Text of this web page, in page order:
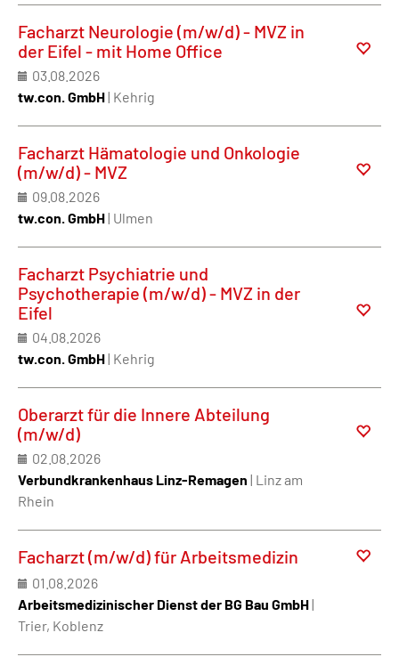
Facharzt Neurologie (m/w/d) - MVZ in
der Eifel - mit Home Office
03.08.2026
tw.con. GmbH| Kehrig
Facharzt Hämatologie und Onkologie
(m/w/d) - MVZ
09.08.2026
tw.con. GmbH| Ulmen
Facharzt Psychiatrie und
Psychotherapie (m/w/d) - MVZ in der
Eifel
04.08.2026
tw.con. GmbH| Kehrig
Oberarzt für die Innere Abteilung
(m/w/d)
02.08.2026
Verbundkrankenhaus Linz-Remagen | Linz am
Rhein
Facharzt (m/w/d) für Arbeitsmedizin
01.08.2026
Arbeitsmedizinischer Dienst der BG Bau GmbH|
Trier, Koblenz